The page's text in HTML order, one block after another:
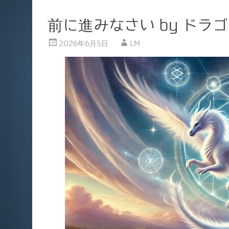
前に進みなさい by ドラ
2026年6月5日 LM